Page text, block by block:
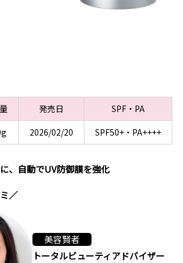
発売日
SPF・PA
2026/02/20 SPF50+・PA++++
、自動でUV防御膜を強化
／
美容賢者
トータルビューティアドバイザー